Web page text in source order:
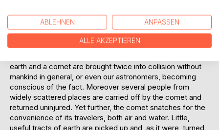
author here abandons his usual scrupulously scientific
attitude. In order that he may escort us through the depths
of immeasurable space, show us what astronomy really
knows of conditions there and upon the other planets,
earth and a comet are brought twice into collision without
mankind in general, or even our astronomers, becoming
conscious of the fact. Moreover several people from
widely scattered places are carried off by the comet and
returned uninjured. Yet further, the comet snatches for the
convenience of its travelers, both air and water. Little,
useful tracts of earth are picked up and, as it were, turned
ABLEHNEN ANPASSEN
ALLE AKZEPTIEREN